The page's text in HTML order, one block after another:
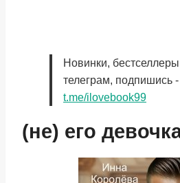
Новинки,
телеграм, подпишись -
t.me/ilovebook99
(не) его